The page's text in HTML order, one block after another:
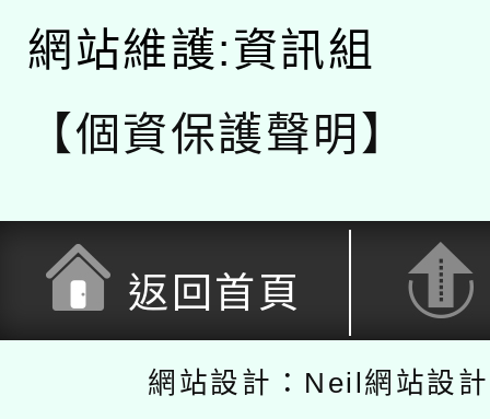
網站維護:資訊組
【個資保護聲明】
返回首頁
網站設計：Neil網站設